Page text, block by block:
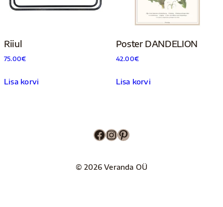
Riiul
75.00€
Lisa korvi
Poster DANDELION
42.00€
Lisa korvi
Facebook
Instagram
Pinterest
© 2026 Veranda OÜ